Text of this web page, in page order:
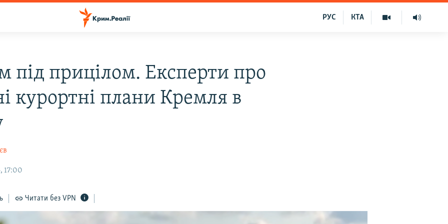
КТА
РУС
під прицілом. Експерти про
курортні плани Кремля в
17:00
Читати без VPN